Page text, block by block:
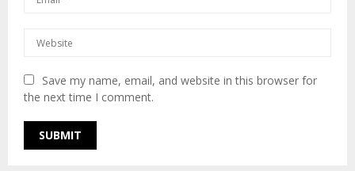
Save my name, email, and website in this browser for
the next time I comment.